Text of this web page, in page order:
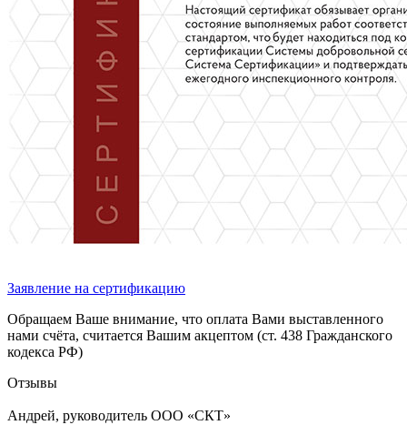
Заявление на сертификацию
Обращаем Ваше внимание, что оплата Вами выставленного
нами счёта, считается Вашим акцептом (ст. 438 Гражданского
кодекса РФ)
Отзывы
Андрей, руководитель ООО «СКТ»